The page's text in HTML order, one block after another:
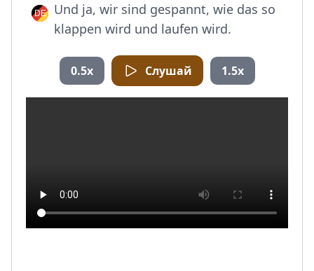
Und ja, wir sind gespannt, wie das so
klappen wird und laufen wird.
0.5x Слушай 1.5x